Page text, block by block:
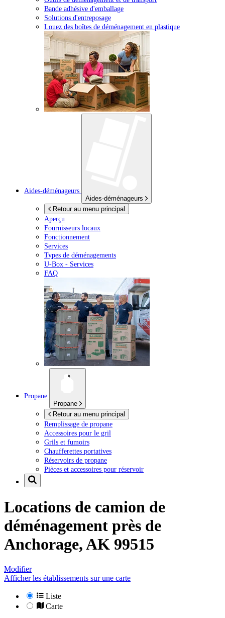
Bande adhésive d'emballage
Solutions d'entreposage
Louez des boîtes de déménagement en plastique
Aides-déménageurs
Aides-déménageurs
Retour au menu principal
Aperçu
Fournisseurs locaux
Fonctionnement
Services
Types de déménagements
U-Box - Services
FAQ
Propane
Propane
Retour au menu principal
Remplissage de propane
Accessoires pour le gril
Grils et fumoirs
Chaufferettes portatives
Réservoirs de propane
Pièces et accessoires pour réservoir
Locations de camion de
déménagement près de
Anchorage, AK 99515
Modifier
Afficher les établissements sur une carte
Liste
Carte